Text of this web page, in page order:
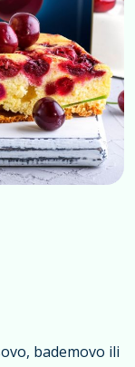
bademovo ili